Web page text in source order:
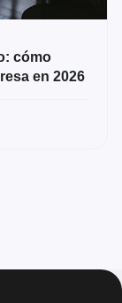
cómo
en 2026